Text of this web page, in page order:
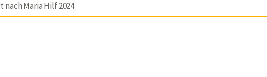
nach Maria Hilf 2024